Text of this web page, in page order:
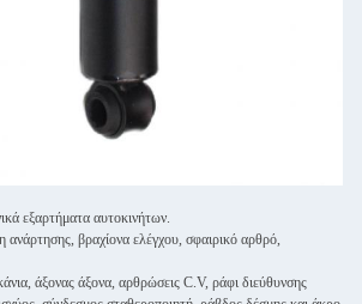
εξαρτήματα αυτοκινήτων.
βραχίονα ελέγχου, σφαιρικό αρθρό,
άξονας άξονα, αρθρώσεις C.V, ράφι διεύθυνσης